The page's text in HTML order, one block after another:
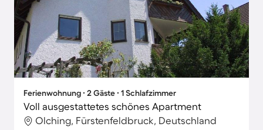
Ferienwohnung ∙ 2 Gäste ∙ 1 Schlafzimmer
Voll ausgestattetes schönes Apartment
Olching, Fürstenfeldbruck, Deutschland